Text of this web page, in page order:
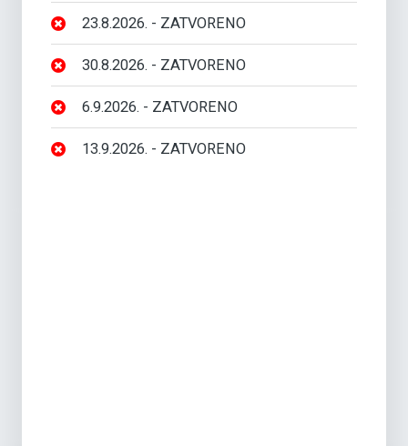
23.8.2026. - ZATVORENO
30.8.2026. - ZATVORENO
6.9.2026. - ZATVORENO
13.9.2026. - ZATVORENO